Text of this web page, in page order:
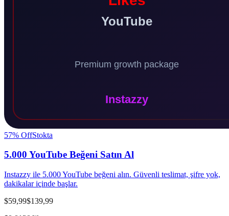
57% OffStokta
5.000 YouTube Beğeni Satın Al
Instazzy ile 5.000 YouTube beğeni alın. Güvenli teslimat, şifre yok,
dakikalar içinde başlar.
$59,99$139,99